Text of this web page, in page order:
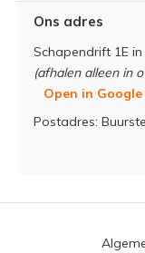
Ons adres
Schapendrift 1E
(afhalen alleen in
Open in Google
Postadres: